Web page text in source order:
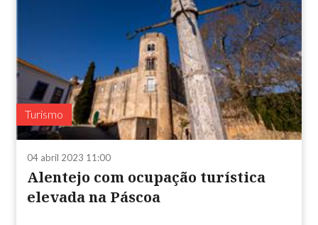
Turismo
04 abril 2023 11:00
Alentejo com ocupação turística
elevada na Páscoa